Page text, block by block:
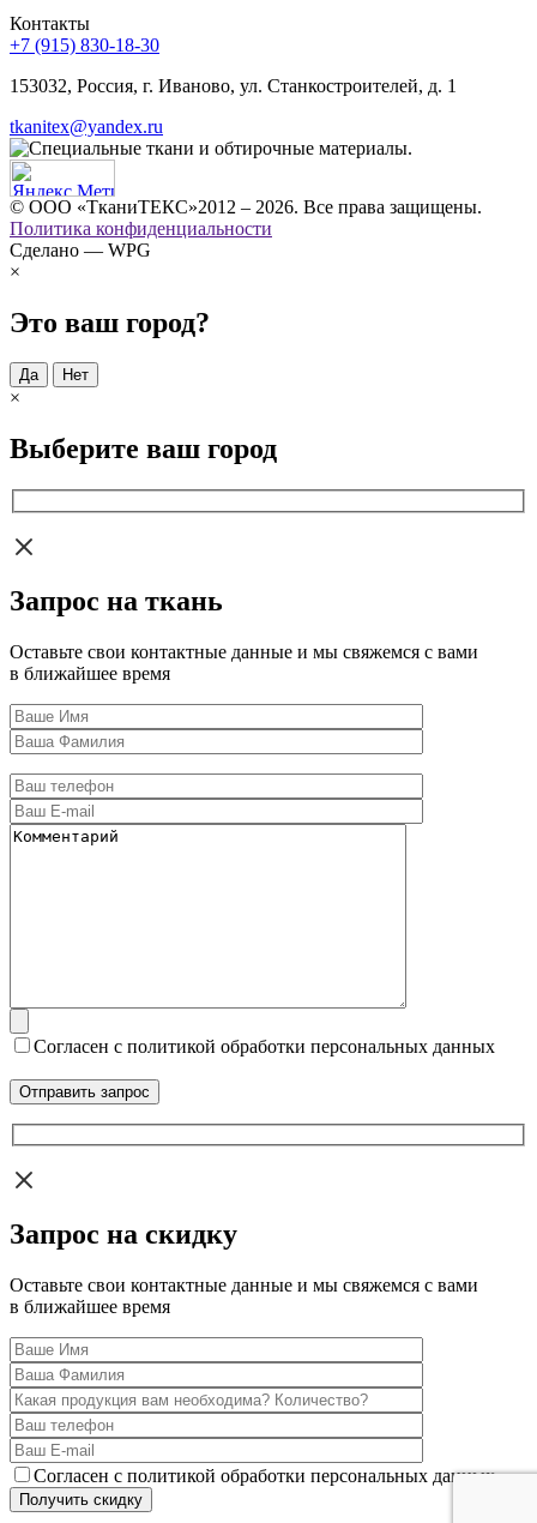
Контакты
+7 (915) 830-18-30
153032, Россия, г. Иваново, ул. Станкостроителей, д. 1
tkanitex@yandex.ru
© ООО «ТканиТЕКС»2012 – 2026. Все права защищены.
Политика конфиденциальности
Сделано — WPG
×
Это ваш город?
Да Нет
×
Выберите ваш город
Запрос на ткань
Оставьте свои контактные данные и мы свяжемся с вами
в ближайшее время
Согласен с политикой обработки персональных данных
Запрос на скидку
Оставьте свои контактные данные и мы свяжемся с вами
в ближайшее время
Согласен с политикой обработки персональных данных